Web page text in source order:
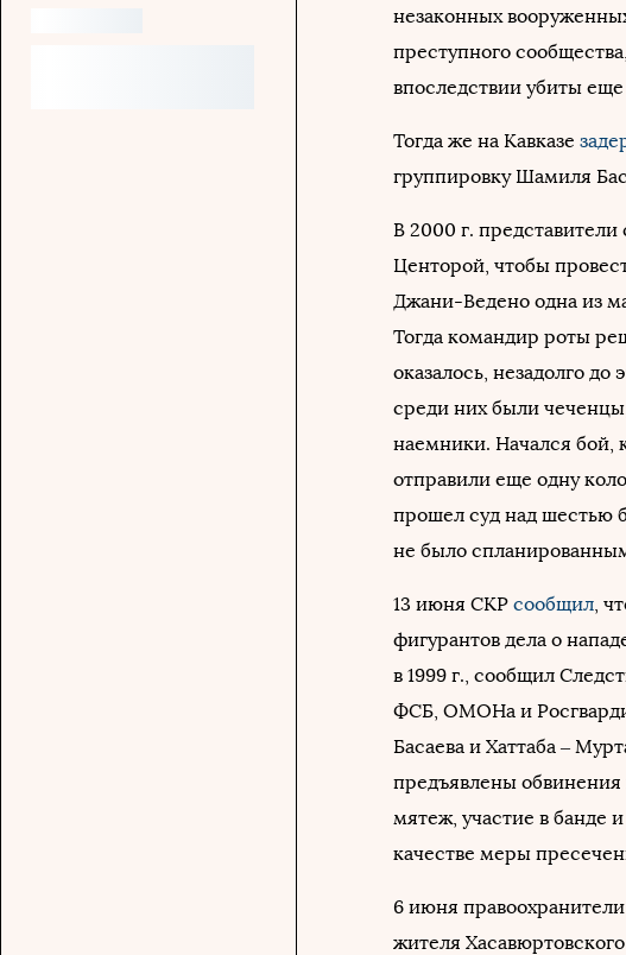
незаконных
преступного
впоследствии убиты
Тогда же на Кавказе
группировку Шамиля
В 2000 г. представители
Центорой, чтобы
Джани-Ведено одна из
Тогда командир роты
оказалось, незадолго до
среди них были
наемники. Начался бой,
отправили еще одну
прошел суд над шестью
не было
13 июня СКР сообщил,
фигурантов дела о
в 1999 г., сообщил
ФСБ, ОМОНа и
Басаева и Хаттаба –
предъявлены обвинения
мятеж, участие в банде
качестве меры
6 июня
жителя